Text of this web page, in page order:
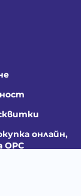
онлайн,
ОРС